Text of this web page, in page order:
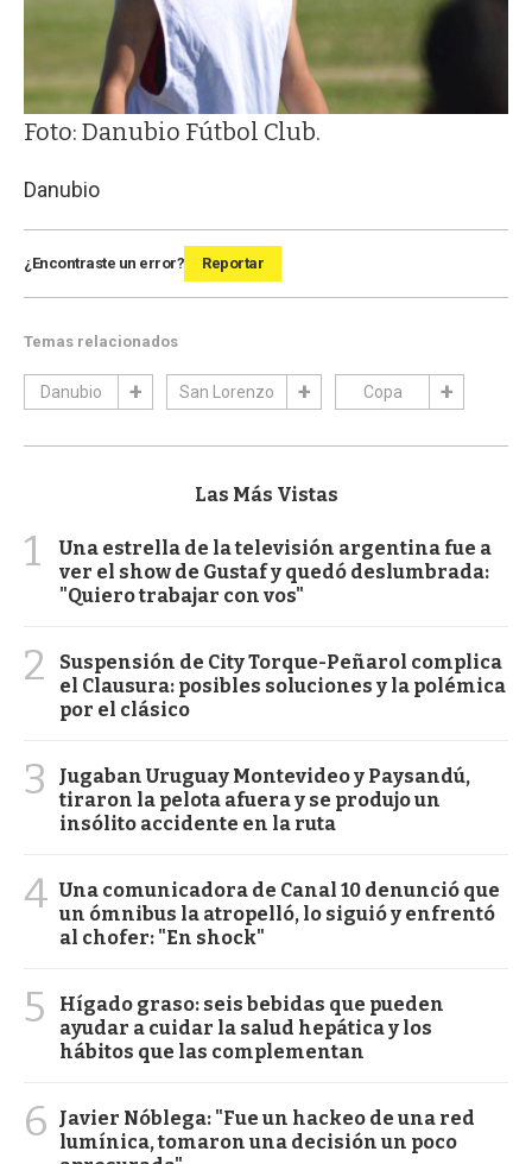
Foto: Danubio Fútbol Club.
Danubio
¿Encontraste un error? Reportar
Temas relacionados
Danubio San Lorenzo Copa
Las Más Vistas
1
Una estrella de la televisión argentina fue a
ver el show de Gustaf y quedó deslumbrada:
"Quiero trabajar con vos"
2
Suspensión de City Torque-Peñarol complica
el Clausura: posibles soluciones y la polémica
por el clásico
3
Jugaban Uruguay Montevideo y Paysandú,
tiraron la pelota afuera y se produjo un
insólito accidente en la ruta
4 Una comunicadora de Canal 10 denunció que
un ómnibus la atropelló, lo siguió y enfrentó
al chofer: "En shock"
5
Hígado graso: seis bebidas que pueden
ayudar a cuidar la salud hepática y los
hábitos que las complementan
6
Javier Nóblega: "Fue un hackeo de una red
lumínica, tomaron una decisión un poco